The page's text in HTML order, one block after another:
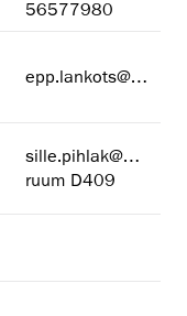
56577980
epp.lankots@artun.ee
sille.pihlak@artun.ee
ruum D409